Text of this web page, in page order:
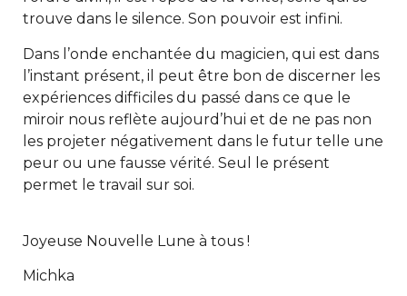
trouve dans le silence. Son pouvoir est infini.
Dans l’onde enchantée du magicien, qui est dans
l’instant présent, il peut être bon de discerner les
expériences difficiles du passé dans ce que le
miroir nous reflète aujourd’hui et de ne pas non
les projeter négativement dans le futur telle une
peur ou une fausse vérité. Seul le présent
permet le travail sur soi.
Joyeuse Nouvelle Lune à tous !
Michka